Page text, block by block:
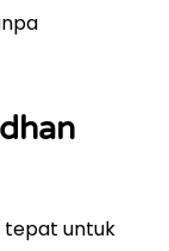
tepat untuk